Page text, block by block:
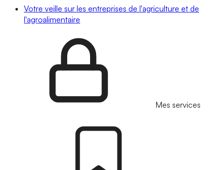
Votre veille sur les entreprises de l'agriculture et de
l'agroalimentaire
Mes services